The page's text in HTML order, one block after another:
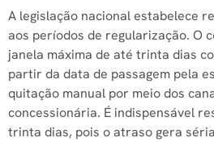
A legislação nacional estabelece
aos períodos de regularização. O
janela máxima de até trinta dias
partir da data de passagem pela
quitação manual por meio dos
concessionária. É indispensável
trinta dias, pois o atraso gera